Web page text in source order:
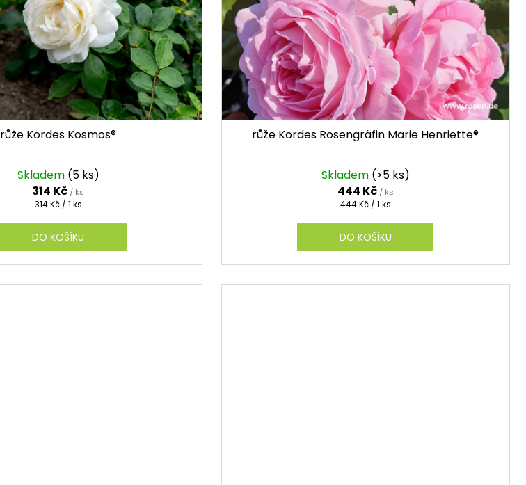
růže Kordes Kosmos®
Skladem (5 ks)
314 Kč / ks
Měrná
314 Kč / 1 ks
DO KOŠÍKU
růže Kordes Rosengräfin Marie Henriette®
Skladem (>5 ks)
444 Kč / ks
Měrná
444 Kč / 1 ks
DO KOŠÍKU